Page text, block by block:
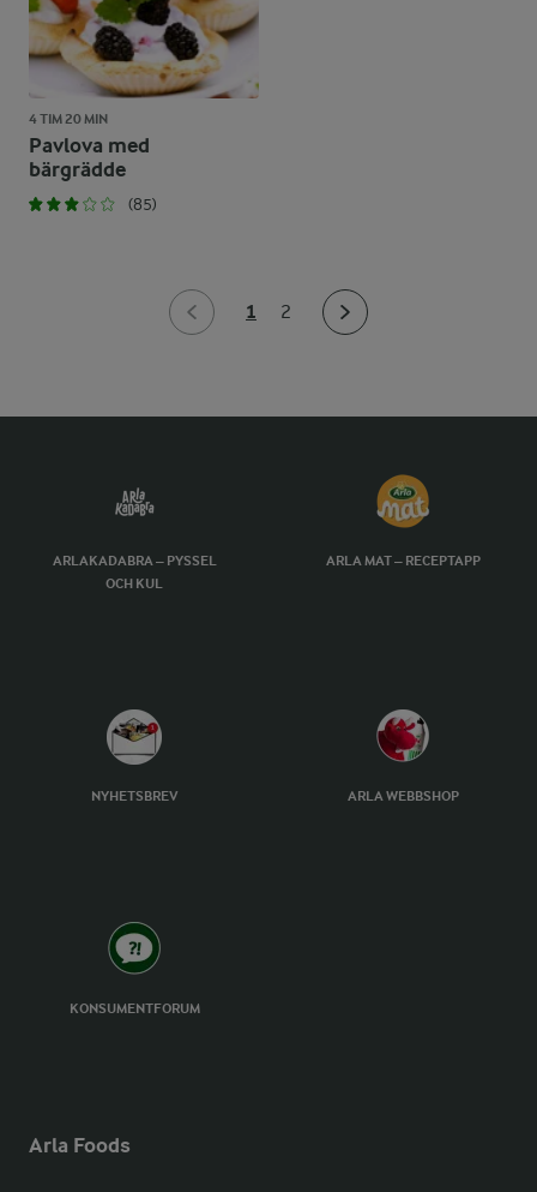
4 TIM 20 MIN
Pavlova med
bärgrädde
(85)
1 2
ARLAKADABRA – PYSSEL
OCH KUL
ARLA MAT – RECEPTAPP
NYHETSBREV ARLA WEBBSHOP
KONSUMENTFORUM
Arla Foods